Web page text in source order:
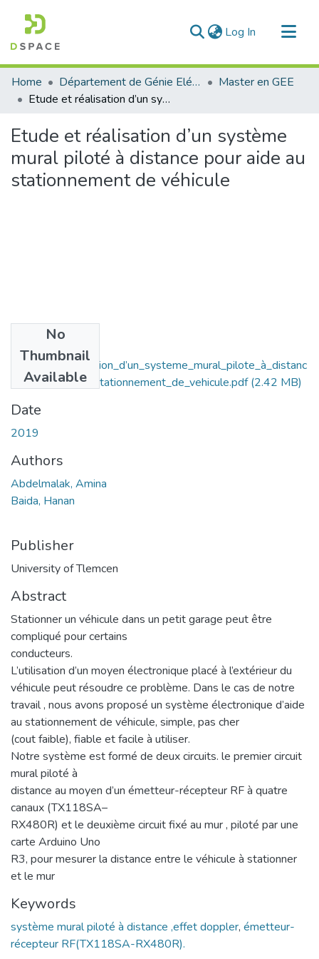
Log In (current)
Communities & Collections
All of DSpace
Home Département de Génie Eléctrique et Electronique
Master en GEE
Etude et réalisation d’un système mural piloté à distance pour aide au stationnement de véhicule
Etude et réalisation d’un système
mural piloté à distance pour aide au
stationnement de véhicule
No
Thumbnail
Available
Etude_et_realisation_d’un_systeme_mural_pilote_à_distanc
e_pour_aide_au_stationnement_de_vehicule.pdf(2.42 MB)
Date
2019
Authors
Abdelmalak, Amina
Baida, Hanan
Publisher
University of Tlemcen
Abstract
Stationner un véhicule dans un petit garage peut être
compliqué pour certains
conducteurs.
L’utilisation d’un moyen électronique placé à l’extérieur du
véhicule peut résoudre ce problème. Dans le cas de notre
travail , nous avons proposé un système électronique d’aide
au stationnement de véhicule, simple, pas cher
(cout faible), fiable et facile à utiliser.
Notre système est formé de deux circuits. le premier circuit
mural piloté à
distance au moyen d’un émetteur-récepteur RF à quatre
canaux (TX118SA–
RX480R) et le deuxième circuit fixé au mur , piloté par une
carte Arduino Uno
R3, pour mesurer la distance entre le véhicule à stationner
et le mur
Keywords
système mural piloté à distance ,effet doppler, émetteur-
récepteur RF(TX118SA-RX480R).